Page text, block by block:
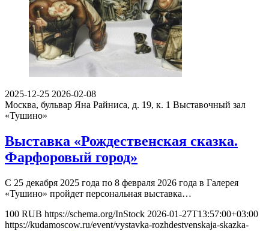
2025-12-25 2026-02-08
Москва, бульвар Яна Райниса, д. 19, к. 1 Выставочный зал
«Тушино»
Выставка «Рождественская сказка.
Фарфоровый город»
С 25 декабря 2025 года по 8 февраля 2026 года в Галерея
«Тушино» пройдет персональная выставка…
100 RUB https://schema.org/InStock 2026-01-27T13:57:00+03:00
https://kudamoscow.ru/event/vystavka-rozhdestvenskaja-skazka-